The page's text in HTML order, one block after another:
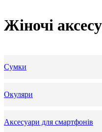
Жіночі
Сумки
Окуляри
Аксесуари для смартфонів